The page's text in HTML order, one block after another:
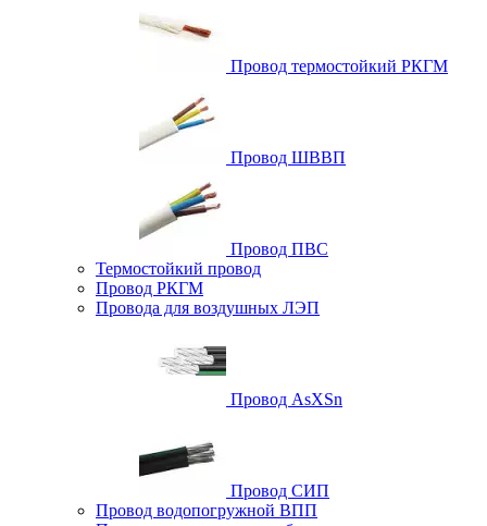
Провод термостойкий РКГМ
Провод ШВВП
Провод ПВС
Термостойкий провод
Провод РКГМ
Провода для воздушных ЛЭП
Провод AsXSn
Провод СИП
Провод водопогружной ВПП